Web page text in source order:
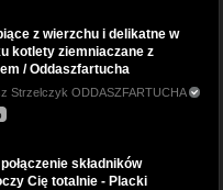
z wierzchu i delikatne w
kotlety ziemniaczane z
/ Oddaszfartucha
Strzelczyk ODDASZFARTUCHA
składników
Cię totalnie - Placki